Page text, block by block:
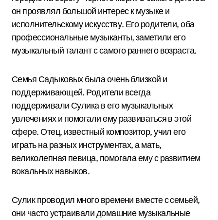
он проявлял большой интерес к музыке и
исполнительскому искусству. Его родители, оба
профессиональные музыканты, заметили его
музыкальный талант с самого раннего возраста.
Семья Садыковых была очень близкой и
поддерживающей. Родители всегда
поддерживали Сулика в его музыкальных
увлечениях и помогали ему развиваться в этой
сфере. Отец, известный композитор, учил его
играть на разных инструментах, а мать,
великолепная певица, помогала ему с развитием
вокальных навыков.
Сулик проводил много времени вместе с семьей,
они часто устраивали домашние музыкальные